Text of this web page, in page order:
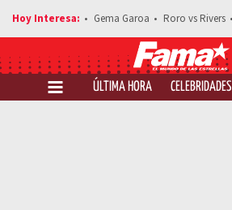
Gema Garoa Roro vs Rivers
ÚLTIMA HORA CELEBRIDADES